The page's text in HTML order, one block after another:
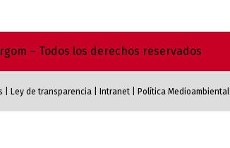
– Todos los derechos reservados
Ley de transparencia Intranet Política Medioambiental